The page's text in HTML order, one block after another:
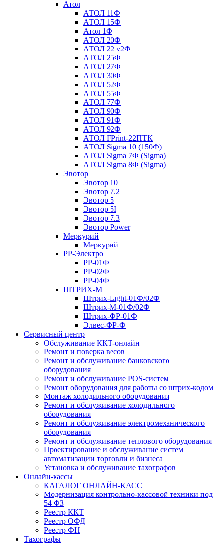
Атол
АТОЛ 11Ф
АТОЛ 15Ф
Атол 1Ф
АТОЛ 20Ф
АТОЛ 22 v2Ф
АТОЛ 25Ф
АТОЛ 27Ф
АТОЛ 30Ф
АТОЛ 52Ф
АТОЛ 55Ф
АТОЛ 77Ф
АТОЛ 90Ф
АТОЛ 91Ф
АТОЛ 92Ф
АТОЛ FPrint-22ПТК
АТОЛ Sigma 10 (150Ф)
АТОЛ Sigma 7Ф (Sigma)
АТОЛ Sigma 8Ф (Sigma)
Эвотор
Эвотор 10
Эвотор 7.2
Эвотор 5
Эвотор 5I
Эвотор 7.3
Эвотор Power
Меркурий
Меркурий
РР-Электро
РР-01Ф
РР-02Ф
РР-04Ф
ШТРИХ-М
Штрих-Light-01Ф/02Ф
Штрих-М-01Ф/02Ф
Штрих-ФР-01Ф
Элвес-ФР-Ф
Сервисный центр
Обслуживание ККТ-онлайн
Ремонт и поверка весов
Ремонт и обслуживание банковского
оборудования
Ремонт и обслуживание POS-систем
Ремонт оборудования для работы со штрих-кодом
Монтаж холодильного оборудования
Ремонт и обслуживание холодильного
оборудования
Ремонт и обслуживание электромеханического
оборудования
Ремонт и обслуживание теплового оборудования
Проектирование и обслуживание систем
автоматизации торговли и бизнеса
Установка и обслуживание тахографов
Онлайн-кассы
КАТАЛОГ ОНЛАЙН-КАСС
Модернизация контрольно-кассовой техники под
54 ФЗ
Реестр ККТ
Реестр ОФД
Реестр ФН
Тахографы